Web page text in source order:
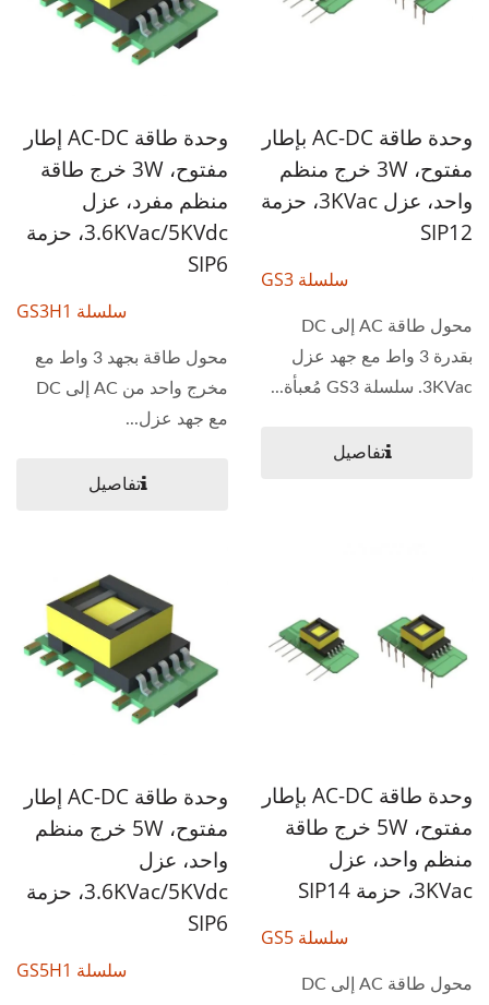
وحدة طاقة AC-DC بإطار
مفتوح، 3W خرج منظم
واحد، عزل 3KVac، حزمة
SIP12
سلسلة GS3
محول طاقة AC إلى DC
بقدرة 3 واط مع جهد عزل
3KVac. سلسلة GS3 مُعبأة...
تفاصيل
وحدة طاقة AC-DC إطار
مفتوح، 3W خرج طاقة
منظم مفرد، عزل
3.6KVac/5KVdc، حزمة
SIP6
سلسلة GS3H1
محول طاقة بجهد 3 واط مع
مخرج واحد من AC إلى DC
مع جهد عزل...
تفاصيل
وحدة طاقة AC-DC بإطار
مفتوح، 5W خرج طاقة
منظم واحد، عزل
3KVac، حزمة SIP14
سلسلة GS5
محول طاقة AC إلى DC
وحدة طاقة AC-DC إطار
مفتوح، 5W خرج منظم
واحد، عزل
3.6KVac/5KVdc، حزمة
SIP6
سلسلة GS5H1